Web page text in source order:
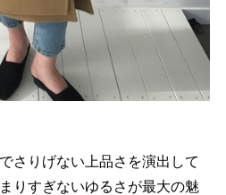
さりげない上品さを演出して
りすぎないゆるさが最大の魅